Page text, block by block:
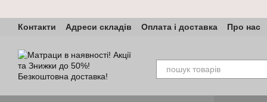
Контакти
Адреси складів Оплата і доставка Про нас